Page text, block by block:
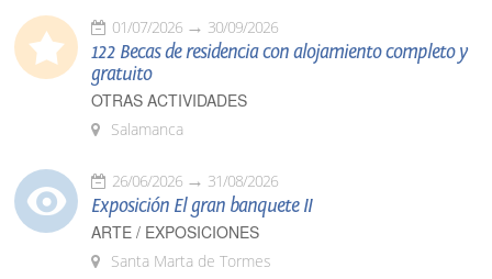
01/07/2026 30/09/2026
122 Becas de residencia con alojamiento completo y
gratuito
OTRAS ACTIVIDADES
Salamanca
26/06/2026 31/08/2026
Exposición El gran banquete II
ARTE / EXPOSICIONES
Santa Marta de Tormes